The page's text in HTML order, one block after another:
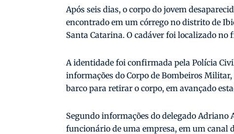
Após seis dias, o corpo do jovem
encontrado em um córrego no distrito de
Santa Catarina. O cadáver foi localizado no
A identidade foi confirmada pela Polícia
informações do Corpo de Bombeiros
barco para retirar o corpo, em avançado
Segundo informações do delegado Adriano
funcionário de uma empresa, em um canal